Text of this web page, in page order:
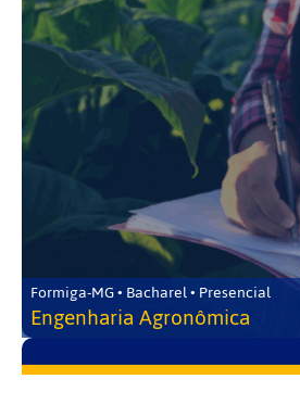
Formiga-MG • Bacharel • Presencial
Engenharia Agronômica